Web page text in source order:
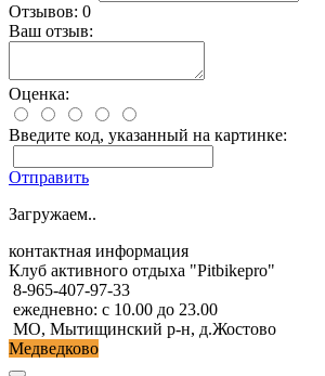
Отзывов: 0
Ваш отзыв:
Оценка:
Введите код, указанный на картинке:
Отправить
Загружаем..
контактная информация
Клуб активного отдыха "Pitbikepro"
8-965-407-97-33
ежедневно: с 10.00 до 23.00
МО, Мытищинский р-н, д.Жостово
Медведково